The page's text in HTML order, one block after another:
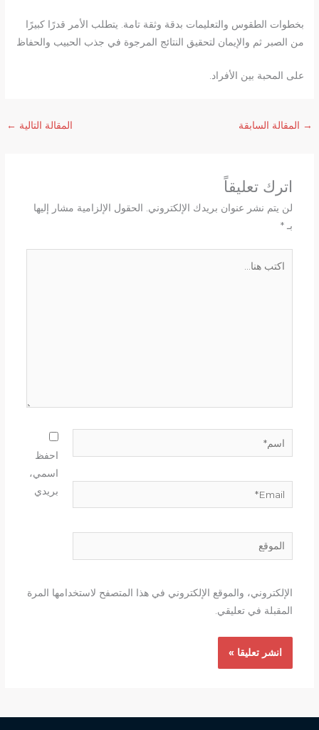
بخطوات الطقوس والتعليمات بدقة وثقة تامة. يتطلب الأمر قدرًا كبيرًا
من الصبر ثم والإيمان لتحقيق النتائج المرجوة في جذب الحبيب والحفاظ
على المحبة بين الأفراد.
→ المقالة السابقة المقالة التالية ←
اترك تعليقاً
لن يتم نشر عنوان بريدك الإلكتروني. الحقول الإلزامية مشار إليها
بـ *
اسم*
Email*
الموقع
احفظ
اسمي،
بريدي
الإلكتروني، والموقع الإلكتروني في هذا المتصفح لاستخدامها المرة
المقبلة في تعليقي.